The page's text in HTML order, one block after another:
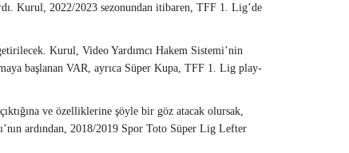
Kurul, 2022/2023 sezonundan itibaren, TFF 1. Lig’de
Kurul, Video Yardımcı Hakem Sistemi’nin
başlanan VAR, ayrıca Süper Kupa, TFF 1. Lig play-
ve özelliklerine şöyle bir göz atacak olursak,
ardından, 2018/2019 Spor Toto Süper Lig Lefter